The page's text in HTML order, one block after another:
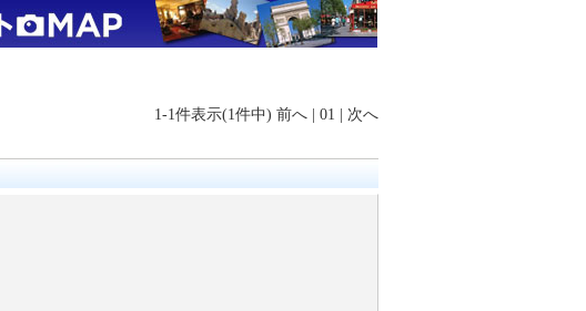
1-1件表示(1件中) 前へ | 01 | 次へ